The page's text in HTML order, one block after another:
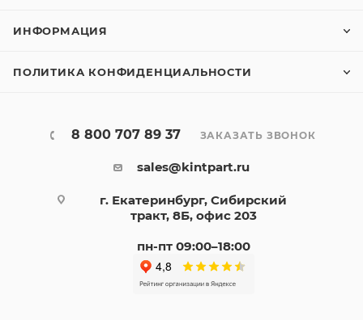
ИНФОРМАЦИЯ
ПОЛИТИКА КОНФИДЕНЦИАЛЬНОСТИ
8 800 707 89 37 ЗАКАЗАТЬ ЗВОНОК
sales@kintpart.ru
г. Екатеринбург, Сибирский
тракт, 8Б, офис 203
пн-пт 09:00–18:00